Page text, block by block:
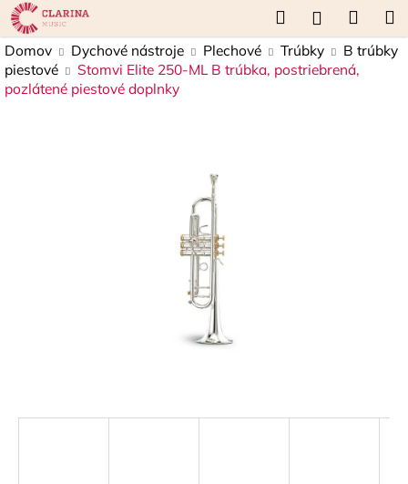
Prejsť
na
obsah
Hľadať
košík
Domov Dychové nástroje Plechové Trúbky
B trúbky
piestové
Stomvi Elite 250-ML B trúbka, postriebrená,
pozlátené piestové doplnky
K
o
š
k
Späť
Späť
Č